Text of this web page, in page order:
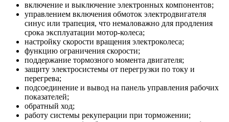
включение и выключение электронных компонентов;
управлением включения обмоток электродвигателя
синус или трапеция, что немаловажно для продления
срока эксплуатации мотор-колеса;
настройку скорости вращения электроколеса;
функцию ограничения скорости;
поддержание тормозного момента двигателя;
защиту электросистемы от перегрузки по току и
перегрева;
подсоединение и вывод на панель управления рабочих
показателей;
обратный ход;
работу системы рекуперации при торможении;